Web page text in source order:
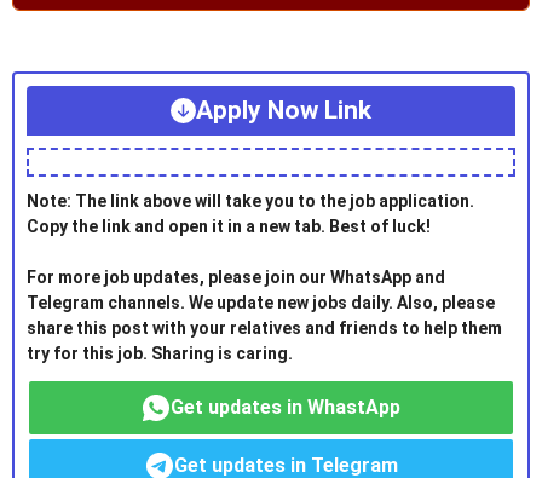
Apply Now Link
Note: The link above will take you to the job application.
Copy the link and open it in a new tab. Best of luck!
For more job updates, please join our WhatsApp and
Telegram channels. We update new jobs daily. Also, please
share this post with your relatives and friends to help them
try for this job. Sharing is caring.
Get updates in WhastApp
Get updates in Telegram